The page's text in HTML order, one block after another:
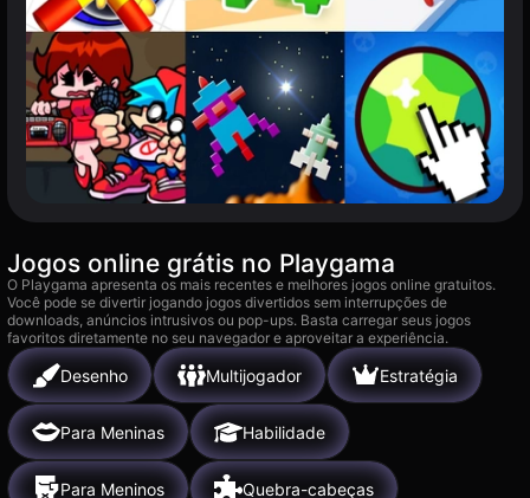
Jogos online grátis no Playgama
O Playgama apresenta os mais recentes e melhores jogos online gratuitos.
Você pode se divertir jogando jogos divertidos sem interrupções de
downloads, anúncios intrusivos ou pop-ups. Basta carregar seus jogos
favoritos diretamente no seu navegador e aproveitar a experiência.
Desenho Multijogador Estratégia
Para Meninas Habilidade
Para Meninos Quebra-cabeças